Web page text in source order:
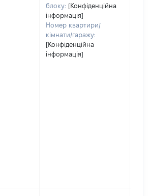
блоку: [Конфіденційна
інформація]
Номер квартири/
кімнати/гаражу:
[Конфіденційна
інформація]